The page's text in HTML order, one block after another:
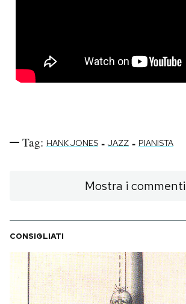
Tag: HANK JONES - JAZZ - PIANISTA
Mostra i commenti
CONSIGLIATI